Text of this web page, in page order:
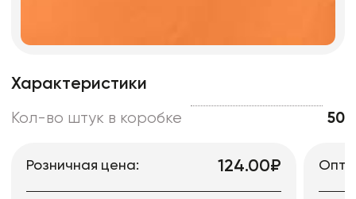
Характеристики
Кол-во штук в коробке 50
Розничная цена: 124.00₽